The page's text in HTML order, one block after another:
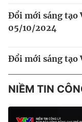
Đổi mới sáng tạo
05/10/2024
Đổi mới sáng tạo
NIỀM TIN